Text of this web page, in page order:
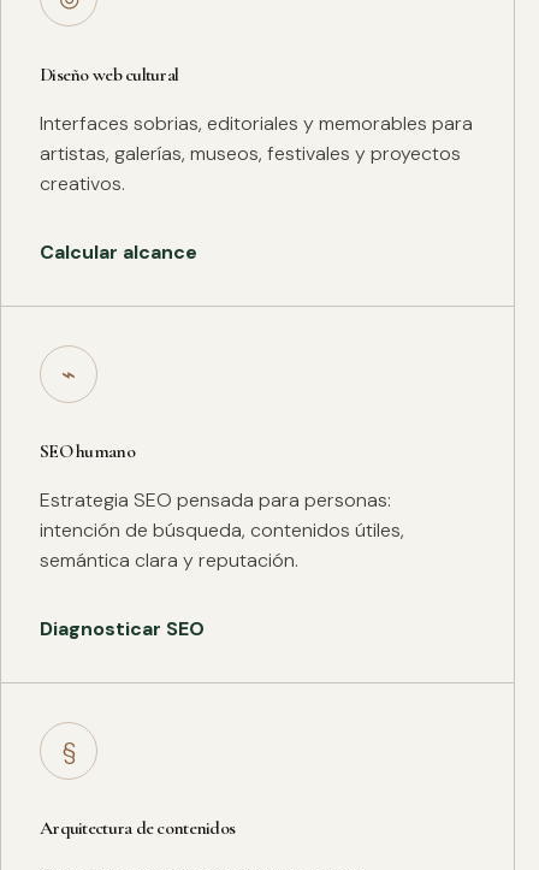
Diseño web cultural
Interfaces sobrias, editoriales y memorables para
artistas, galerías, museos, festivales y proyectos
creativos.
Calcular alcance
⌁
SEO humano
Estrategia SEO pensada para personas:
intención de búsqueda, contenidos útiles,
semántica clara y reputación.
Diagnosticar SEO
§
Arquitectura de contenidos